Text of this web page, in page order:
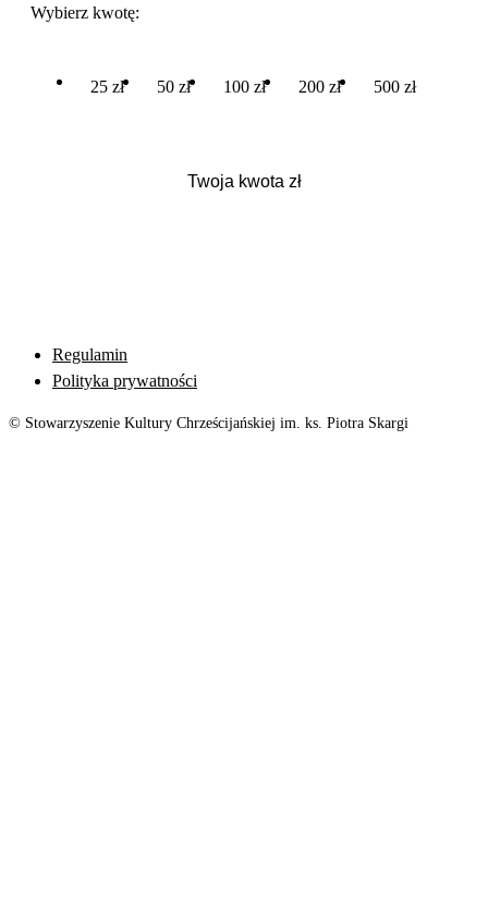
Wybierz kwotę:
25 zł 50 zł 100 zł 200 zł 500 zł
Regulamin
Polityka prywatności
© Stowarzyszenie Kultury Chrześcijańskiej im. ks. Piotra Skargi